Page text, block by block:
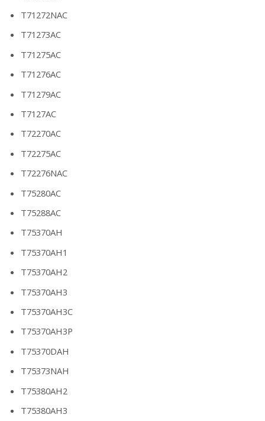
T71272NAC
T71273AC
T71275AC
T71276AC
T71279AC
T7127AC
T72270AC
T72275AC
T72276NAC
T75280AC
T75288AC
T75370AH
T75370AH1
T75370AH2
T75370AH3
T75370AH3C
T75370AH3P
T75370DAH
T75373NAH
T75380AH2
T75380AH3